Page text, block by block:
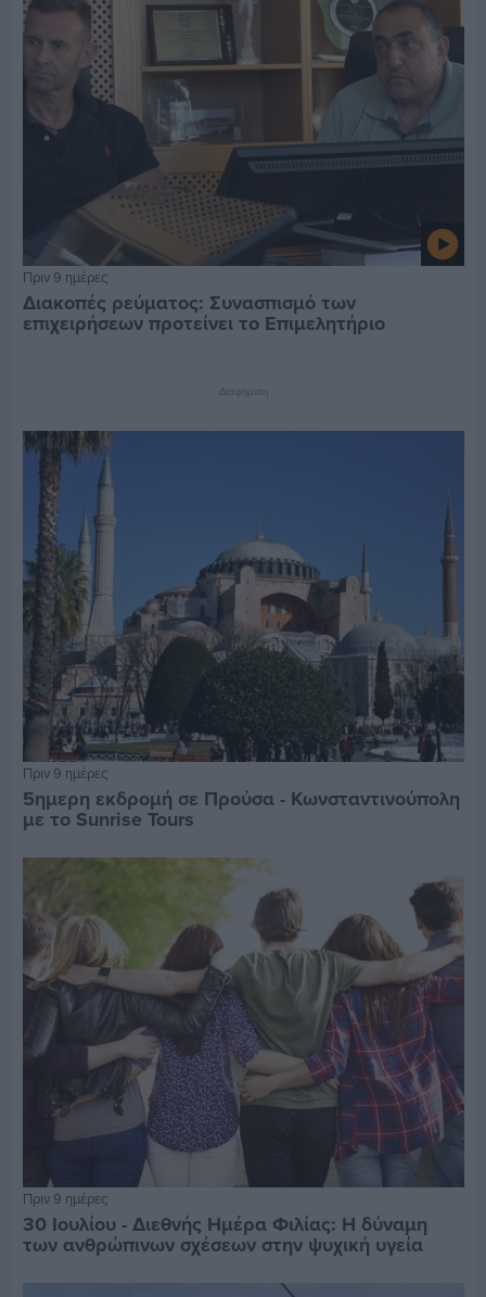
Πριν 9 ημέρες
Διακοπές ρεύματος: Συνασπισμό των
επιχειρήσεων προτείνει το Επιμελητήριο
Διαφήμιση
Πριν 9 ημέρες
5ημερη εκδρομή σε Προύσα - Κωνσταντινούπολη
με το Sunrise Tours
Πριν 9 ημέρες
30 Ιουλίου - Διεθνής Ημέρα Φιλίας: Η δύναμη
των ανθρώπινων σχέσεων στην ψυχική υγεία